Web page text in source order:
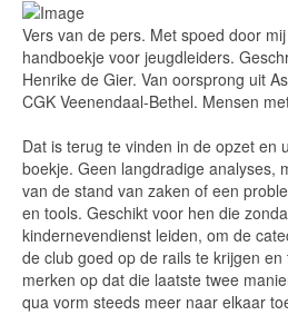
Vers van de pers. Met spoed door
handboekje voor jeugdleiders.
Henrike de Gier. Van oorsprong uit
CGK Veenendaal-Bethel. Mensen
Dat is terug te vinden in de opzet en
boekje. Geen langdradige analyses,
van de stand van zaken of een
en tools. Geschikt voor hen die
kindernevendienst leiden, om de
de club goed op de rails te krijgen
merken op dat die laatste twee
qua vorm steeds meer naar elkaar